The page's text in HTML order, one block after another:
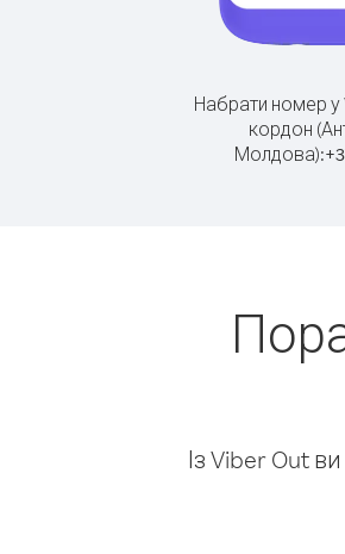
Набрати номер у
кордон
Молдова):+
Із Viber Out